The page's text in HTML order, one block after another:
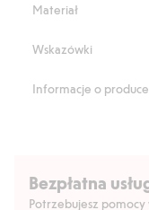
Numer artykułu
Materiał
Wskazówki
Informacje o
Bezpłatna
Potrzebujesz